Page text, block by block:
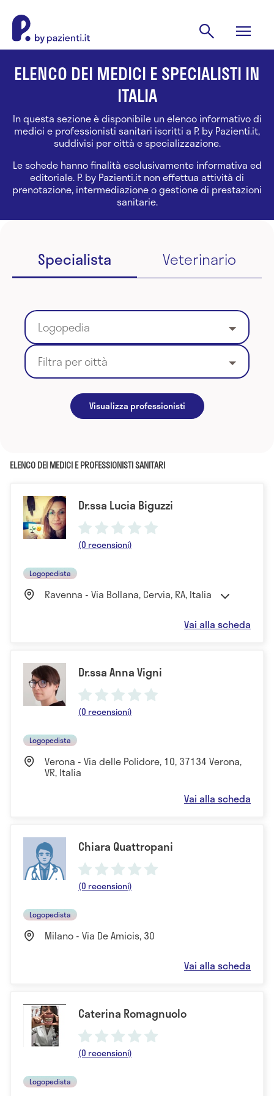
ELENCO DEI MEDICI E SPECIALISTI IN
ITALIA
In questa sezione è disponibile un elenco informativo di
medici e professionisti sanitari iscritti a P. by Pazienti.it,
suddivisi per città e specializzazione.
Le schede hanno finalità esclusivamente informativa ed
editoriale. P. by Pazienti.it non effettua attività di
prenotazione, intermediazione o gestione di prestazioni
sanitarie.
Specialista Veterinario
Logopedia
Filtra per città
Visualizza professionisti
ELENCO DEI MEDICI E PROFESSIONISTI SANITARI
Dr.ssa Lucia Biguzzi
(0 recensioni)
Logopedista
Ravenna - Via Bollana, Cervia, RA, Italia
Vai alla scheda
Dr.ssa Anna Vigni
(0 recensioni)
Logopedista
Verona - Via delle Polidore, 10, 37134 Verona,
VR, Italia
Vai alla scheda
Chiara Quattropani
(0 recensioni)
Logopedista
Milano - Via De Amicis, 30
Vai alla scheda
Caterina Romagnuolo
(0 recensioni)
Logopedista